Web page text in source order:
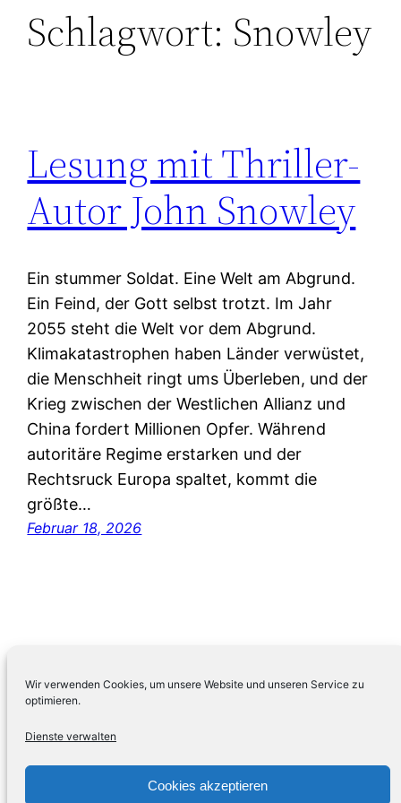
Wir verwenden Cookies, um unsere Website und unseren Service zu
optimieren.
Dienste verwalten
Cookies akzeptieren
Schlagwort: Snowley
Lesung mit Thriller-
Autor John Snowley
Ein stummer Soldat. Eine Welt am Abgrund.
Ein Feind, der Gott selbst trotzt. Im Jahr
2055 steht die Welt vor dem Abgrund.
Klimakatastrophen haben Länder verwüstet,
die Menschheit ringt ums Überleben, und der
Krieg zwischen der Westlichen Allianz und
China fordert Millionen Opfer. Während
autoritäre Regime erstarken und der
Rechtsruck Europa spaltet, kommt die
größte…
Februar 18, 2026
LEBENSWERT Buchhandlung in Hattingen